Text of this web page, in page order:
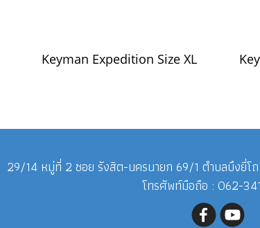
Keyman Expedition Size XL
29/14 หมู่ที่ 2 ซอย รังสิต-นครนายก 69/1 ตำบลบึงยี่โ
โทรศัพท์มือถือ : 062-